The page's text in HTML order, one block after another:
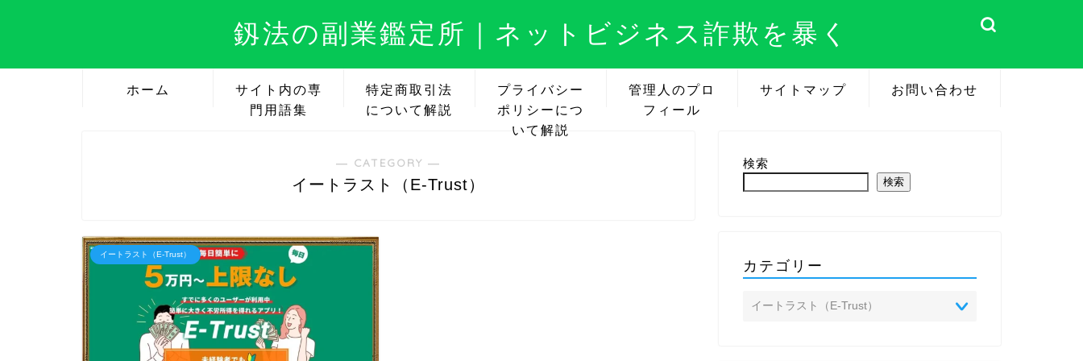
釼法の副業鑑定所｜ネットビジネス詐欺を暴く
ホーム
サイト内の専
門用語集
特定商取引法
について解説
プライバシー
ポリシーにつ
いて解説
管理人のプロ
フィール
サイトマップ お問い合わせ
― CATEGORY ―
イートラスト（E-Trust）
イートラスト（E-Trust）
検索
検索
カテゴリー